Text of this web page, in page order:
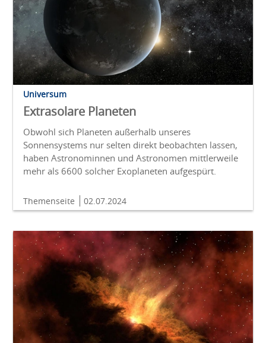
Universum
Extrasolare Planeten
Obwohl sich Planeten außerhalb unseres
Sonnensystems nur selten direkt beobachten lassen,
haben Astronominnen und Astronomen mittlerweile
mehr als 6600 solcher Exoplaneten aufgespürt.
Themenseite 02.07.2024